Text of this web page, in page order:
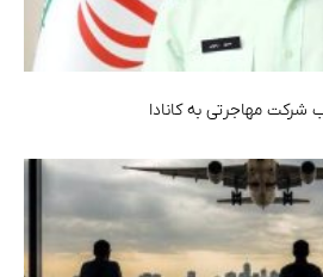
شرکت مهاجرتی به کانادا